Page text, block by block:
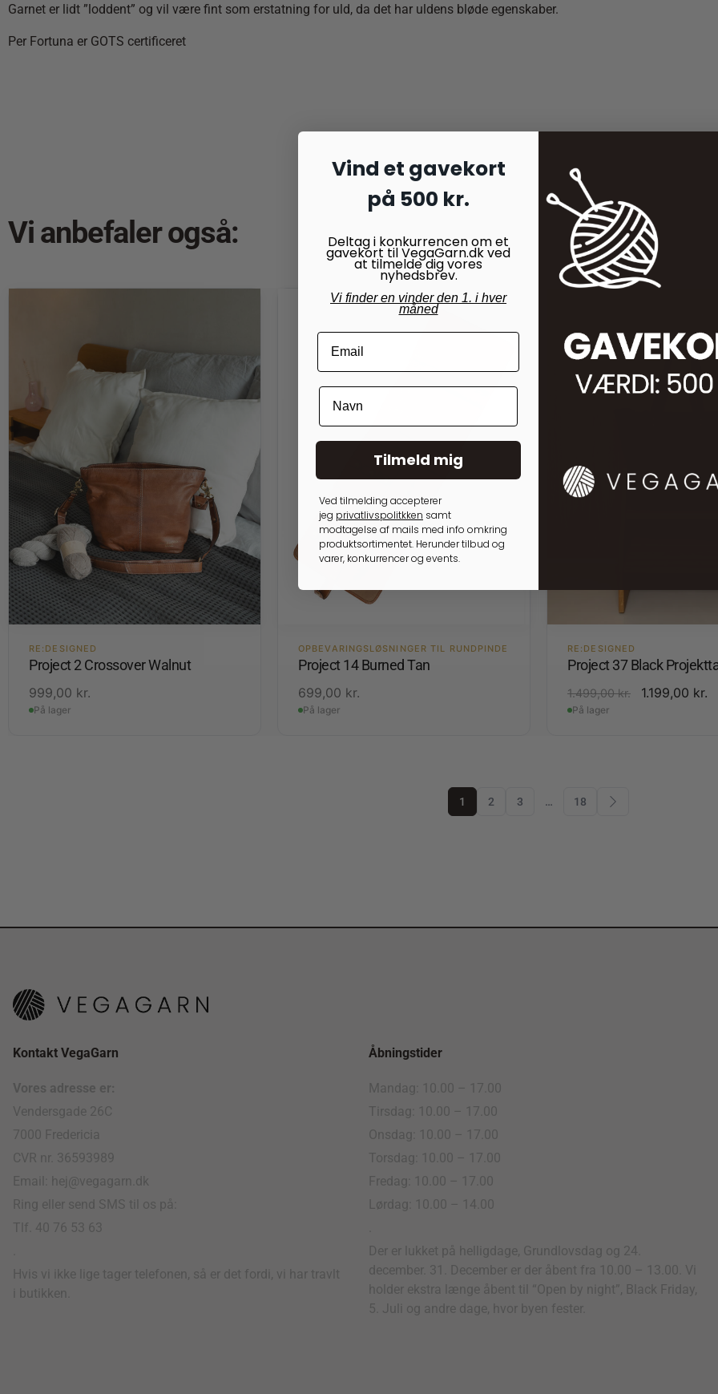
Garnet er lidt ”loddent” og vil være fint som erstatning for uld, da det har uldens bløde egenskaber.
Per Fortuna er GOTS certificeret
Vi anbefaler også:
RE:DESIGNED
Project 2 Crossover Walnut
999,00 kr.
På lager
OPBEVARINGSLØSNINGER TIL RUNDPINDE
Project 14 Burned Tan
699,00 kr.
På lager
RE:DESIGNED
Project 37 Black
1.499,00kr. 1.199,00 kr.
På lager
1 2 3 … 18
Kontakt VegaGarn
Vores adresse er:
Vendersgade 26C
7000 Fredericia
CVR nr. 36593989
Email: hej@vegagarn.dk
Ring eller send SMS til os på:
Tlf. 40 76 53 63
Hvis vi ikke lige tager telefonen, så er det fordi, vi har travlt
i butikken.
Åbningstider
Mandag: 10.00 – 17.00
Tirsdag: 10.00 – 17.00
Onsdag: 10.00 – 17.00
Torsdag: 10.00 – 17.00
Fredag: 10.00 – 17.00
Lørdag: 10.00 – 14.00
Der er lukket på helligdage, Grundlovsdag og 24.
december. 31. December er der åbent fra 10.00 – 13.00. Vi
holder ekstra længe åbent til “Open by night”, Black Friday,
5. Juli og andre dage, hvor byen fester.
Vind et gavekort
på 500 kr.
Deltag i konkurrencen om et
gavekort til VegaGarn.dk ved
at tilmelde dig vores
nyhedsbrev.
Vi finder en vinder den 1. i hver
måned
Tilmeld mig
Ved tilmelding accepterer
jeg privatlivspolitkken samt
modtagelse af mails med info omkring
produktsortimentet. Herunder tilbud og
varer, konkurrencer og events.